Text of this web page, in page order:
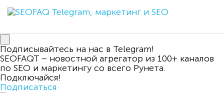
Подписывайтесь на нас в Telegram!
SEOFAQT – новостной агрегатор из 100+ каналов
по SEO и маркетингу со всего Рунета.
Подключайся!
Подписаться